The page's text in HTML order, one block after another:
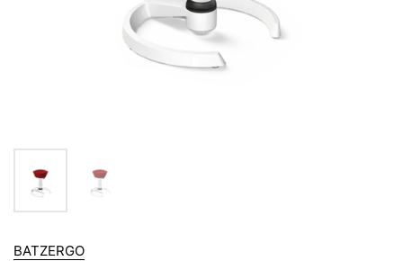
BATZERGO